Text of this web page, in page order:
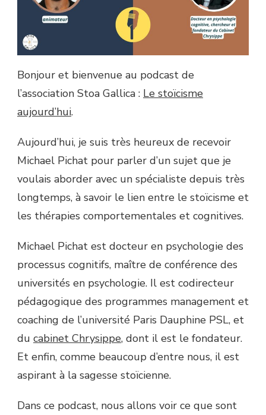
DU
STOÏCISME,
–
ÉPISODE
4
Bonjour et bienvenue au podcast de
l’association Stoa Gallica : Le stoïcisme
aujourd’hui.
Aujourd’hui, je suis très heureux de recevoir
Michael Pichat pour parler d’un sujet que je
voulais aborder avec un spécialiste depuis très
longtemps, à savoir le lien entre le stoïcisme et
les thérapies comportementales et cognitives.
Michael Pichat est docteur en psychologie des
processus cognitifs, maître de conférence des
universités en psychologie. Il est codirecteur
pédagogique des programmes management et
coaching de l’université Paris Dauphine PSL, et
du cabinet Chrysippe, dont il est le fondateur.
Et enfin, comme beaucoup d’entre nous, il est
aspirant à la sagesse stoïcienne.
Dans ce podcast, nous allons voir ce que sont